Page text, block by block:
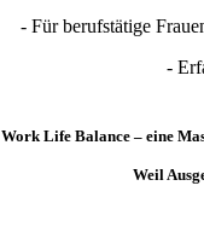
- Für berufstätige
-
Work Life Balance – eine
Weil